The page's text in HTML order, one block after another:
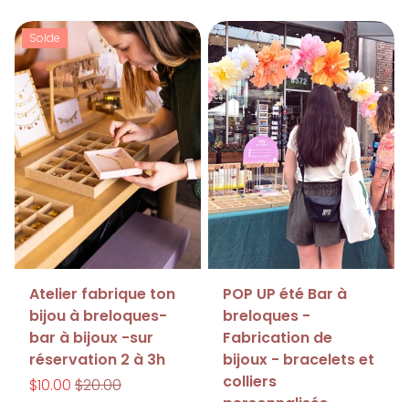
Solde
Atelier fabrique ton
bijou à breloques-
bar à bijoux -sur
réservation 2 à 3h
$10.00 $20.00
POP UP été Bar à
breloques -
Fabrication de
bijoux - bracelets et
colliers